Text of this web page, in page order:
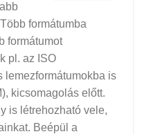
formátumba
formátumot
pl. az ISO
lemezformátumokba is
kicsomagolás előtt.
is létrehozható vele,
Beépül a